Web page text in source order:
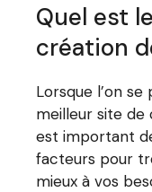
Quel est
création
Lorsque l’on
meilleur site de
est important
facteurs pour
mieux à vos